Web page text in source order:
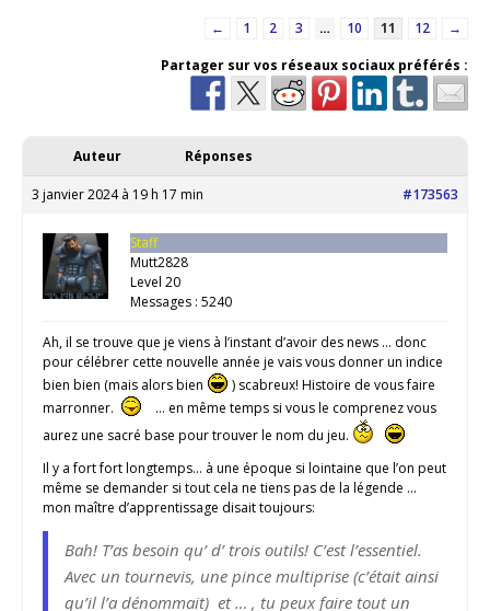
← 1 2 3 … 10 11 12
→
Partager sur vos réseaux sociaux préférés :
Auteur Réponses
3 janvier 2024 à 19 h 17 min #173563
Staff
Mutt2828
Level 20
Messages : 5240
Ah, il se trouve que je viens à l’instant d’avoir des news … donc
pour célébrer cette nouvelle année je vais vous donner un indice
bien bien (mais alors bien
) scabreux! Histoire de vous faire
marronner.
… en même temps si vous le comprenez vous
aurez une sacré base pour trouver le nom du jeu.
Il y a fort fort longtemps… à une époque si lointaine que l’on peut
même se demander si tout cela ne tiens pas de la légende …
mon maître d’apprentissage disait toujours:
Bah! T’as besoin qu’ d’ trois outils! C’est l’essentiel.
Avec un tournevis, une pince multiprise (c’était ainsi
qu’il l’a dénommait) et … , tu peux faire tout un